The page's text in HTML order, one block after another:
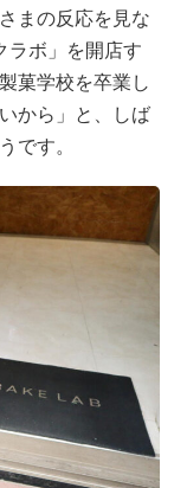
まの反応を見な
ラボ」を開店す
菓学校を卒業し
から」と、しば
です。